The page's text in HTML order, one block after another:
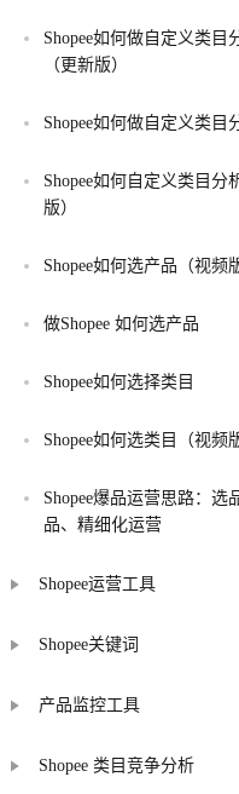
Shopee如何做自定义类目
（更新版）
Shopee如何做自定义类目
Shopee如何自定义类目分
版）
Shopee如何选产品（视频
做Shopee 如何选产品
Shopee如何选择类目
Shopee如何选类目（视频
Shopee爆品运营思路：选
品、精细化运营
Shopee运营工具
Shopee关键词
产品监控工具
Shopee 类目竞争分析